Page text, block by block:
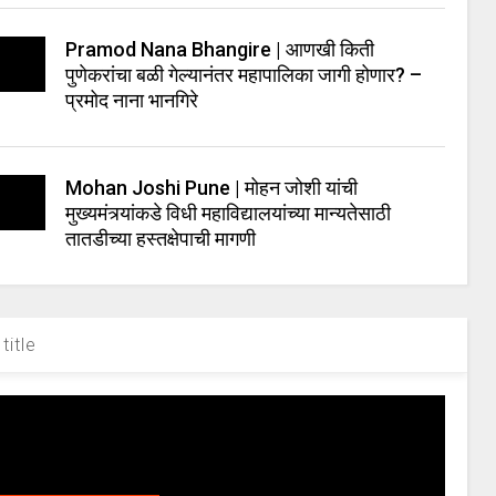
Pramod Nana Bhangire | आणखी किती
पुणेकरांचा बळी गेल्यानंतर महापालिका जागी होणार? –
प्रमोद नाना भानगिरे
Mohan Joshi Pune | मोहन जोशी यांची
मुख्यमंत्र्यांकडे विधी महाविद्यालयांच्या मान्यतेसाठी
तातडीच्या हस्तक्षेपाची मागणी